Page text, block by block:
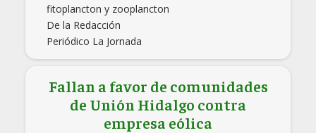
fitoplancton y zooplancton
De la Redacción
Periódico La Jornada
Fallan a favor de comunidades
de Unión Hidalgo contra
empresa eólica